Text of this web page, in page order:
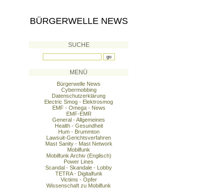
BÜRGERWELLE NEWS
SUCHE
MENÜ
Bürgerwelle News
Cybermobbing
Datenschutzerklärung
Electric Smog - Elektrosmog
EMF - Omega - News
EMF-EMR
General - Allgemeines
Health - Gesundheit
Hum - Brummton
Lawsuit-Gerichtsverfahren
Mast Sanity - Mast Network
Mobilfunk
Mobilfunk Archiv (Englisch)
Power Lines
Scandal - Skandale - Lobby
TETRA - Digitalfunk
Victims - Opfer
Wissenschaft zu Mobilfunk